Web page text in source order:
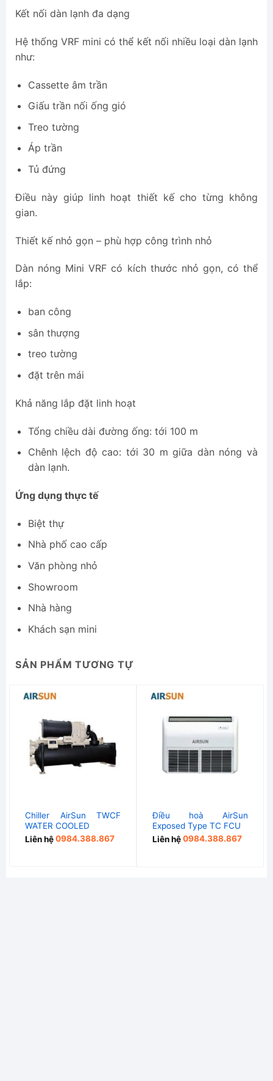
Kết nối dàn lạnh đa dạng
Hệ thống VRF mini có thể kết nối nhiều loại dàn lạnh
như:
Cassette âm trần
Giấu trần nối ống gió
Treo tường
Áp trần
Tủ đứng
Điều này giúp linh hoạt thiết kế cho từng không
gian.
Thiết kế nhỏ gọn – phù hợp công trình nhỏ
Dàn nóng Mini VRF có kích thước nhỏ gọn, có thể
lắp:
ban công
sân thượng
treo tường
đặt trên mái
Khả năng lắp đặt linh hoạt
Tổng chiều dài đường ống: tới 100 m
Chênh lệch độ cao: tới 30 m giữa dàn nóng và
dàn lạnh.
Ứng dụng thực tế
Biệt thự
Nhà phố cao cấp
Văn phòng nhỏ
Showroom
Nhà hàng
Khách sạn mini
SẢN PHẨM TƯƠNG TỰ
Chiller AirSun TWCF
WATER COOLED
Liên hệ0984.388.867
Điều hoà AirSun
Exposed Type TC FCU
Liên hệ0984.388.867